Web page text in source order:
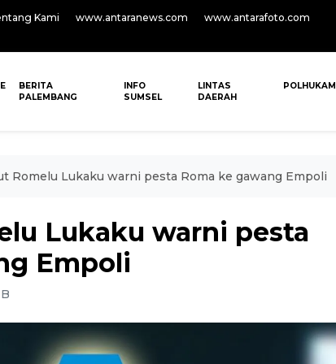
Kami www.antaranews.com
www.antarafoto.com
BERITA
PALEMBANG
INFO
SUMSEL
LINTAS
DAERAH
POLHUKAM
Romelu Lukaku warni pesta Roma ke gawang Empoli
Lukaku warni pesta
Empoli